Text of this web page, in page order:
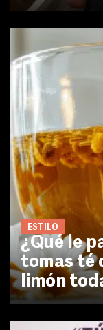
ESTILO
¿Qué le
tomas té
limón